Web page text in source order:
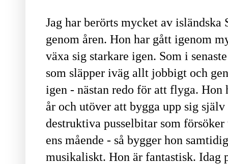
Jag har berörts mycket av isländska
genom åren. Hon har gått igenom
växa sig starkare igen. Som i
som släpper iväg allt jobbigt och
igen - nästan redo för att flyga. Hon
år och utöver att bygga upp sig
destruktiva pusselbitar som
ens mående - så bygger hon
musikaliskt. Hon är fantastisk. Idag